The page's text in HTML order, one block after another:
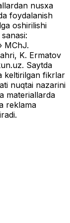
nusxa
foydalanish
oshirilishi
MChJ.
K. Ermatov
. Saytda
keltirilgan fikrlar
nuqtai nazarini
materiallarda
reklama